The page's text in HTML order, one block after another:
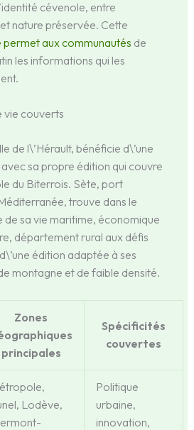
cévenole, entre
nature préservée. Cette
aux communautés de
les informations qui les
vie couverts
de l\’Hérault, bénéficie d\’une
sa propre édition qui couvre
du Biterrois. Sète, port
trouve dans le
de sa vie maritime, économique
département rural aux défis
édition adaptée à ses
montagne et de faible densité.
Zones
principales
Spécificités
couvertes
Lodève,
Politique
urbaine,
innovation,